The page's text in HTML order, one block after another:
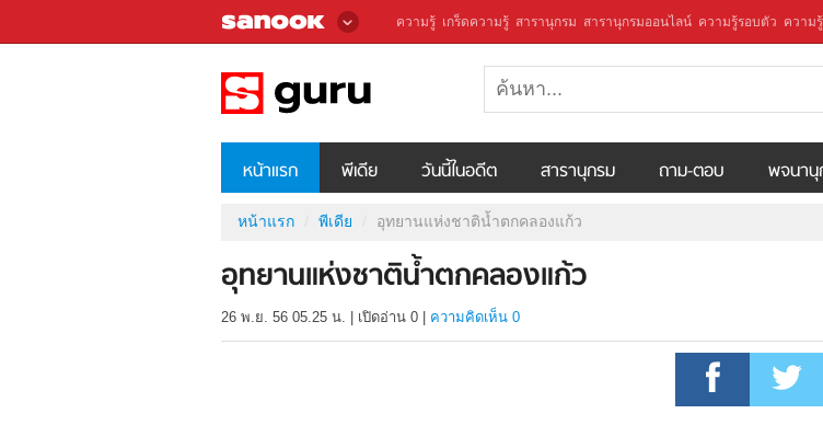
ความรู้ เกร็ดความรู้ สารานุกรม สารานุกรมออนไลน์ ความรู้รอบตัว ความ
หน้าแรก พีเดีย วันนี้ในอดีต สารานุกรม ถาม-ตอบ พจนานุ
หน้าแรก พีเดีย อุทยานแห่งชาติน้ำตกคลองแก้ว
อุทยานแห่งชาติน้ำตกคลองแก้ว
26 พ.ย. 56 05.25 น. เปิดอ่าน 0 ความคิดเห็น 0